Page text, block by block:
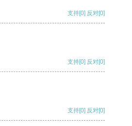
支持[0] 反对[0]
支持[0] 反对[0]
支持[0] 反对[0]